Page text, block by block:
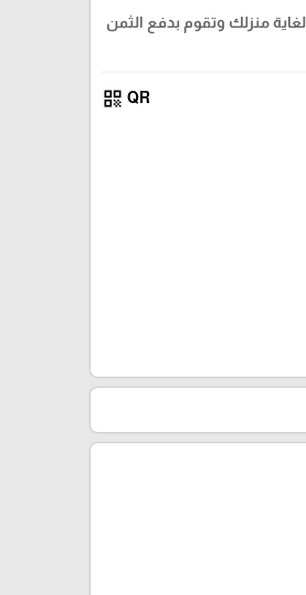
منزلك وتقوم بدفع الثمن
QR
qr_code